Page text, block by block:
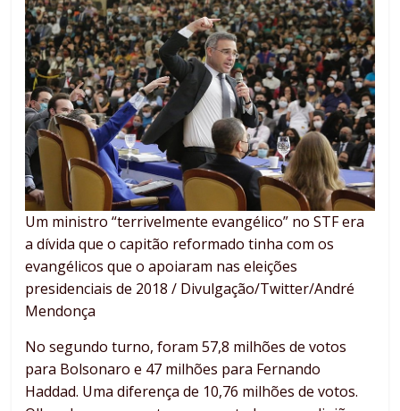
Um ministro “terrivelmente evangélico” no STF era
a dívida que o capitão reformado tinha com os
evangélicos que o apoiaram nas eleições
presidenciais de 2018 / Divulgação/Twitter/André
Mendonça
No segundo turno, foram 57,8 milhões de votos
para Bolsonaro e 47 milhões para Fernando
Haddad. Uma diferença de 10,76 milhões de votos.